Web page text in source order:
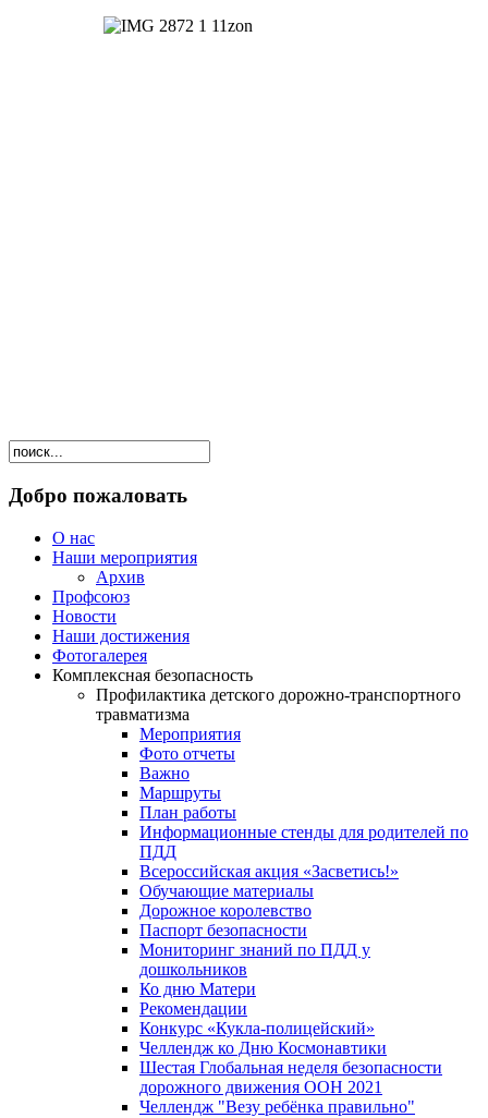
Добро пожаловать
О нас
Наши мероприятия
Архив
Профсоюз
Новости
Наши достижения
Фотогалерея
Комплексная безопасность
Профилактика детского дорожно-транспортного
травматизма
Мероприятия
Фото отчеты
Важно
Маршруты
План работы
Информационные стенды для родителей по
ПДД
Всероссийская акция «Засветись!»
Обучающие материалы
Дорожное королевство
Паспорт безопасности
Мониторинг знаний по ПДД у
дошкольников
Ко дню Матери
Рекомендации
Конкурс «Кукла-полицейский»
Челлендж ко Дню Космонавтики
Шестая Глобальная неделя безопасности
дорожного движения ООН 2021
Челлендж "Везу ребёнка правильно"